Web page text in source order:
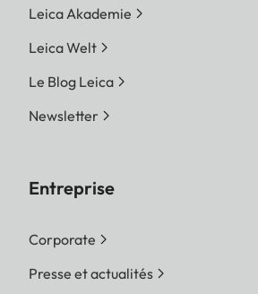
Leica Akademie
Leica Welt
Le Blog Leica
Newsletter
Entreprise
Corporate
Presse et actualités